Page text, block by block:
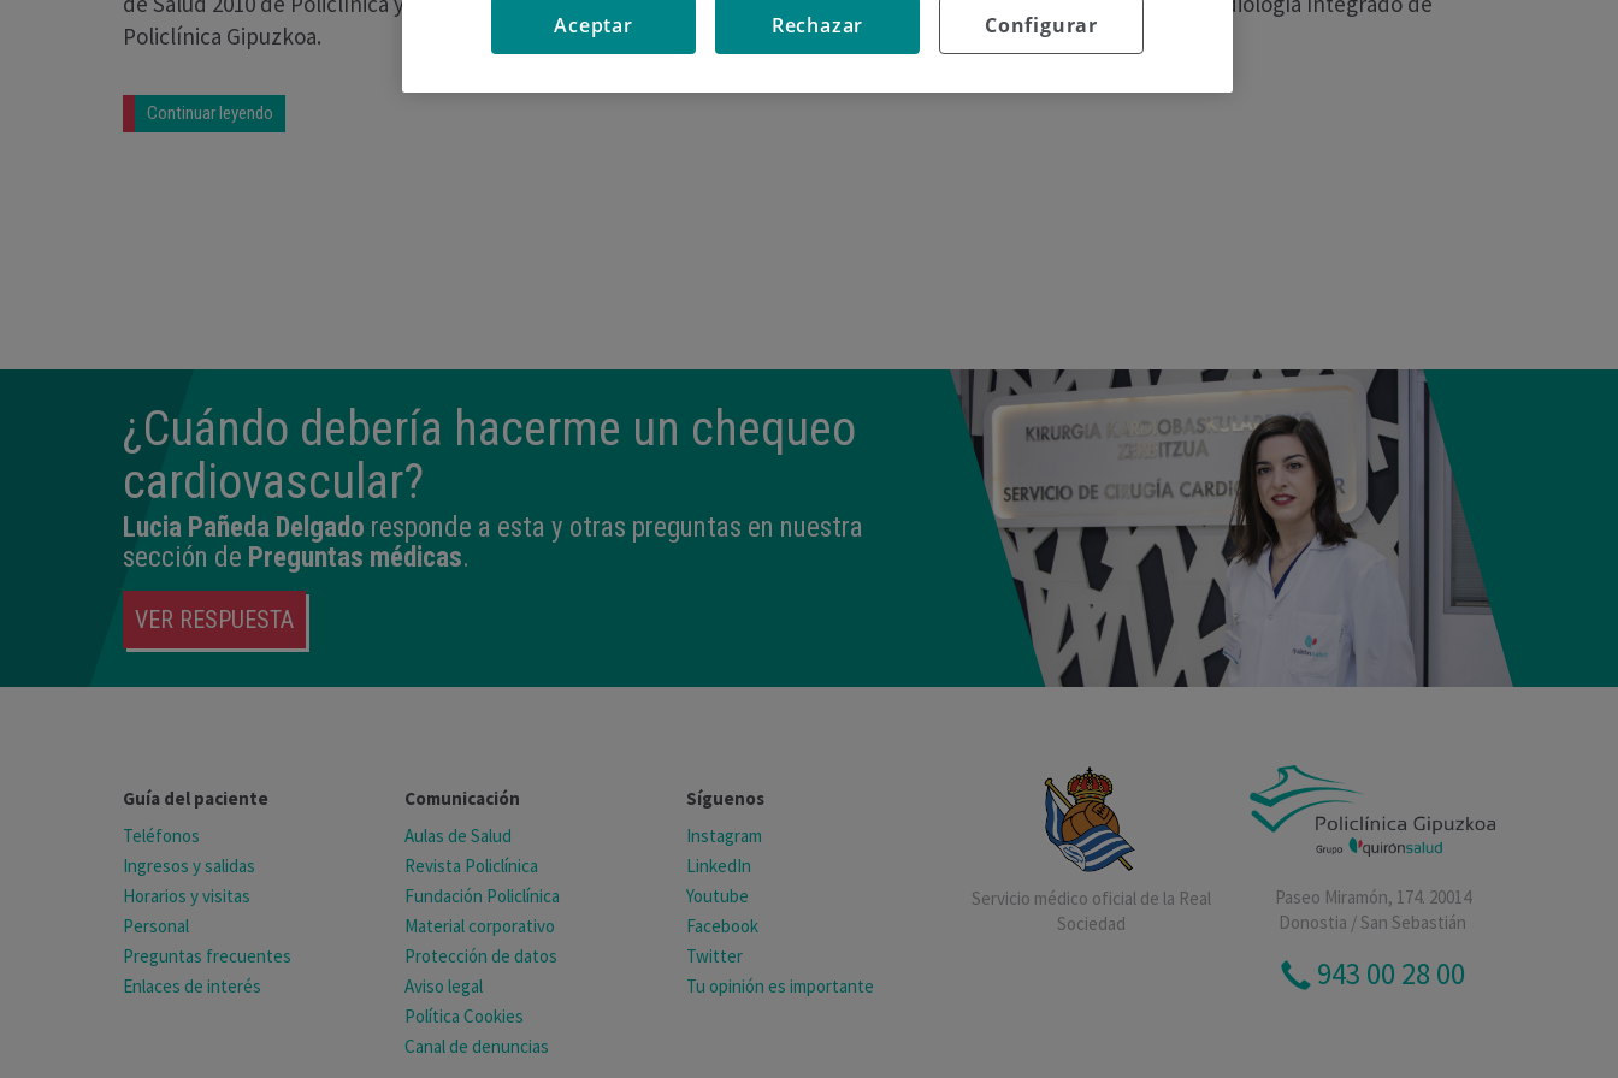
Policlínica Gipuzkoa.
Continuar leyendo
¿Cuándo debería hacerme un chequeo
cardiovascular?
Lucia Pañeda Delgado responde a esta y otras preguntas en nuestra
sección de Preguntas médicas.
VER RESPUESTA
Guía del paciente
Teléfonos
Ingresos y salidas
Horarios y visitas
Personal
Preguntas frecuentes
Enlaces de interés
Comunicación
Aulas de Salud
Revista Policlínica
Fundación Policlínica
Material corporativo
Protección de datos
Aviso legal
Política Cookies
Canal de denuncias
Síguenos
Instagram
LinkedIn
Youtube
Facebook
Twitter
Tu opinión es importante
Servicio médico oficial de la Real
Sociedad
Paseo Miramón, 174. 20014
Donostia / San Sebastián
943 00 28 00
Configurar
Rechazar
Aceptar